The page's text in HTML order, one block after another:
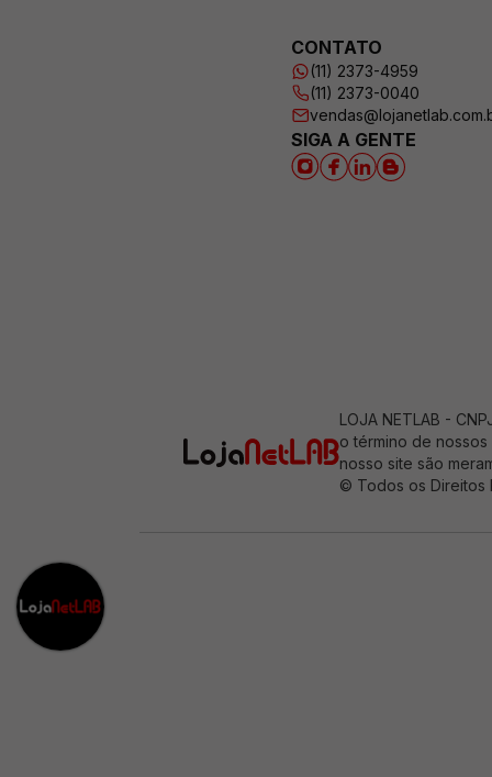
CONTATO
(11) 2373-4959
(11) 2373-0040
SIGA A GENTE
LOJA NETLAB -
o término de
nosso site são
© Todos os Direitos